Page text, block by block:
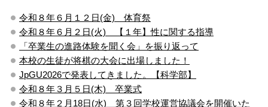
令和８年６月１２日(金) 体育祭
令和８年６月２日(火) 【１年】性に関する指導
「卒業生の進路体験を聞く会」を振り返って
本校の生徒が将棋の大会に出場しました！
JpGU2026で発表してきました。【科学部】
令和８年３月５日(木) 卒業式
令和８年２月18日(水) 第３回学校運営協議会を開催いた